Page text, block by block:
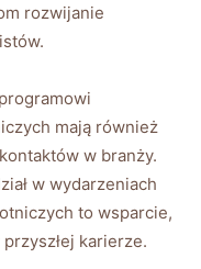
rozwijanie
mają również
w branży.
w wydarzeniach
to wsparcie,
karierze.